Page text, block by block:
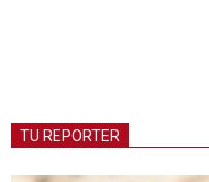
TU REPORTER